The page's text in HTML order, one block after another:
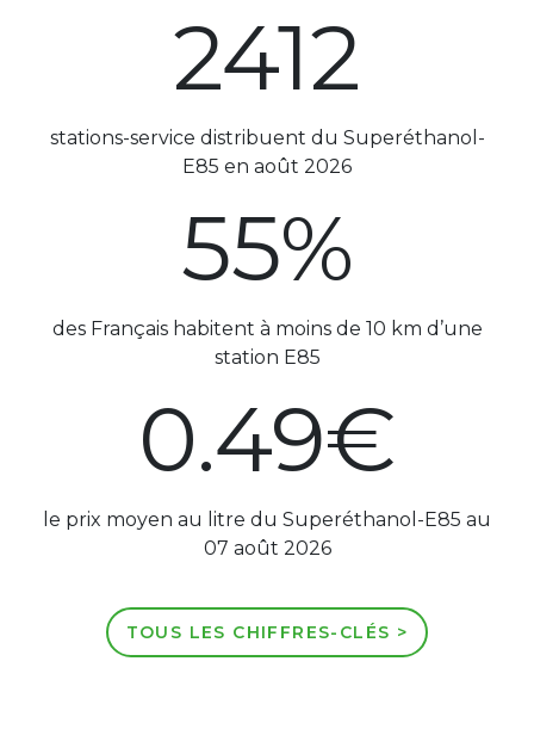
2745
stations-service distribuent du Superéthanol-
E85 en août 2026
62%
des Français habitent à moins de 10 km d’une
station E85
0.55€
le prix moyen au litre du Superéthanol-E85 au
07 août 2026
TOUS LES CHIFFRES-CLÉS >